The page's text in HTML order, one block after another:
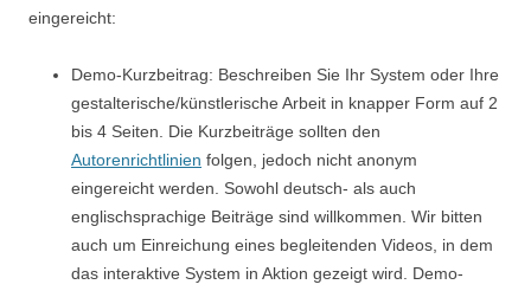
eingereicht:
Demo-Kurzbeitrag: Beschreiben Sie Ihr System oder Ihre
gestalterische/künstlerische Arbeit in knapper Form auf 2
bis 4 Seiten. Die Kurzbeiträge sollten den
Autorenrichtlinien folgen, jedoch nicht anonym
eingereicht werden. Sowohl deutsch- als auch
englischsprachige Beiträge sind willkommen. Wir bitten
auch um Einreichung eines begleitenden Videos, in dem
das interaktive System in Aktion gezeigt wird. Demo-